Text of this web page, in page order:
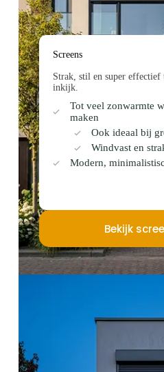
Screens
Strak, stil en super effectief
inkijk.
Tot veel zonwarmte
maken
Ook ideaal bij
Windvast en
Modern,
Bekijk